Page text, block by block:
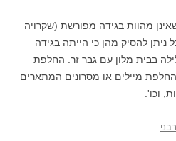
מהוות בגידה מפורשת (שקרויה
להסיק מהן כי הייתה בגידה
בבית מלון עם גבר זר. החלפת
החלפת מיילים או מסרונים המתארים
וכו'.